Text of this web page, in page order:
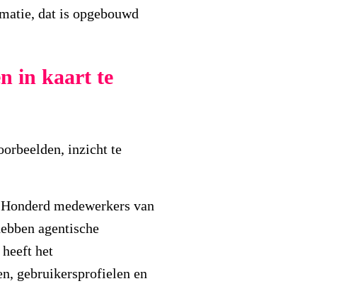
dat is opgebouwd
in kaart te
inzicht te
medewerkers van
agentische
het
gebruikersprofielen en